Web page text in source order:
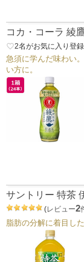
コカ・コーラ 綾
favorite_border2名がお気に入り登
急須に学んだ味わい
い方に。
サントリー 特茶
(レビュー2
脂肪の分解に着目し